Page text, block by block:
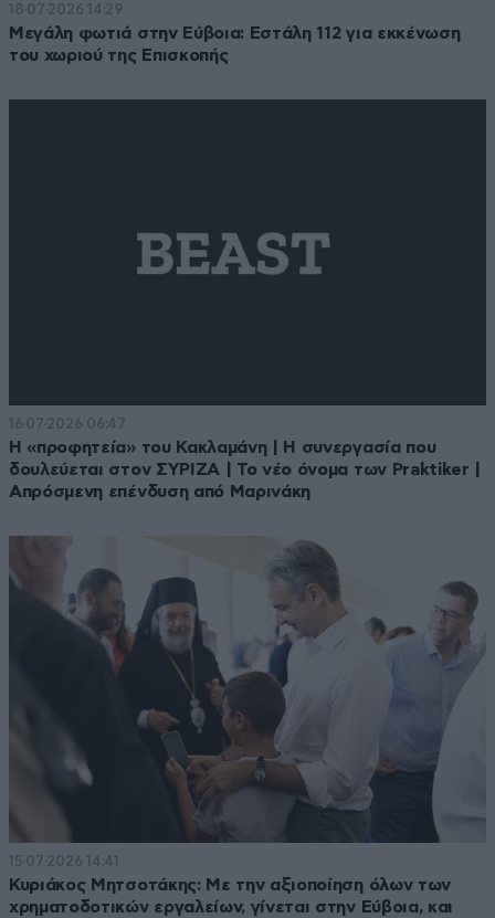
18·07·2026 14:29
Μεγάλη φωτιά στην Εύβοια: Εστάλη 112 για εκκένωση
του χωριού της Επισκοπής
16·07·2026 06:47
Η «προφητεία» του Κακλαμάνη | Η συνεργασία που
δουλεύεται στον ΣΥΡΙΖΑ | Το νέο όνομα των Praktiker |
Απρόσμενη επένδυση από Μαρινάκη
15·07·2026 14:41
Κυριάκος Μητσοτάκης: Με την αξιοποίηση όλων των
χρηματοδοτικών εργαλείων, γίνεται στην Εύβοια, και